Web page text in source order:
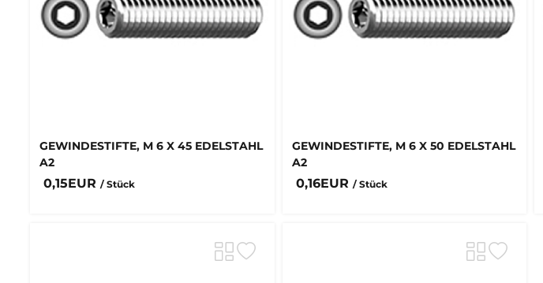
GEWINDESTIFTE, M 6 X 45 EDELSTAHL
A2
0,15EUR / Stück
GEWINDESTIFTE, M 6 X 50 EDELSTAHL
A2
0,16EUR / Stück